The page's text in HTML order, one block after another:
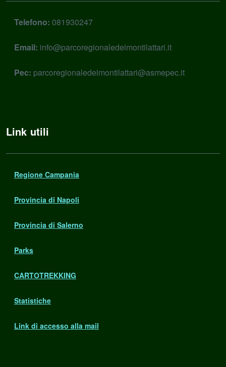
Telefono: 081930247
Email: info@parcoregionaledeimontilattari.it
Pec: parcoregionaledeimontilattari@asmepec.it
Link utili
Regione Campania
Provincia di Napoli
Provincia di Salerno
Parks
CARTOTREKKING
Statistiche
Link di accesso alla mail